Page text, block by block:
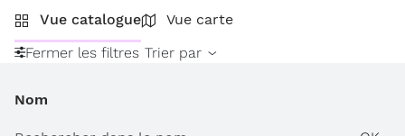
Vue catalogue
Vue carte
Fermer les filtres Trier par
Nom